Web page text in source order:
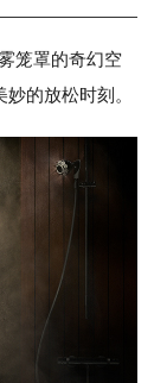
笼罩的奇幻空
的放松时刻。